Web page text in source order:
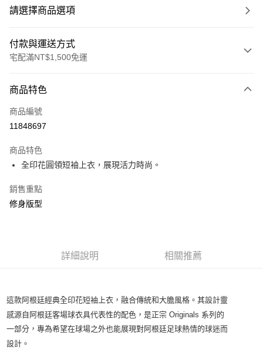
請選擇商品選項
付款與運送方式
宅配滿NT$1,500免運
信用卡一次付款
信用卡分期付款
合作金庫商業銀行
華南商業銀行
彰化商業銀行
國泰世華商業銀行
臺灣中小企業銀行
玉山商業銀行
星展（台灣）商業銀行
LINE Pay
悠遊付
【關於「AFTEE先享後付」】
便利好安心！
１．簡單：不需註冊會員、不需綁卡、不需儲值。
２．便利：只要手機號碼，簡訊認證，即可結帳。
３．安心：先確認商品／服務後，再付款。
運送方式
宅配
每筆NT$120，滿NT$1,500(含以上)免運費
商品特色
商品編號
11848697
商品特色
全印花圓領短袖上衣，展現活力時尚。
銷售重點
修身版型
詳細說明 相關推薦
這款阿根廷經典全印花短袖上衣，融合傳統和大膽風格。其設計靈
感源自阿根廷客場球衣具代表性的配色，是正宗 Originals 系列的
一部分，專為希望在球場之外也能展現對阿根廷足球熱情的球迷而
設計。